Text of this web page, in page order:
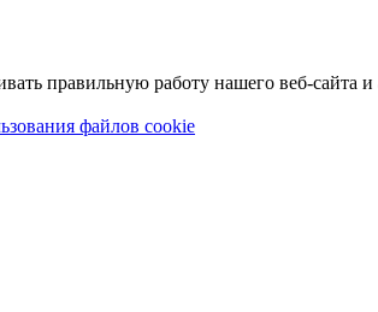
правильную работу нашего веб-сайта и
файлов cookie